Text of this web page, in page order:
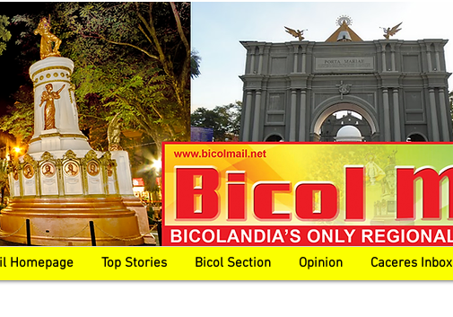
Homepage Top Stories Bicol Section Opinion Caceres Inbox